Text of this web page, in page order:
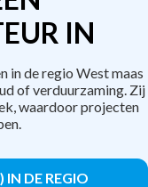
IN
in de regio West maas
of verduurzaming. Zij
waardoor projecten
DE REGIO